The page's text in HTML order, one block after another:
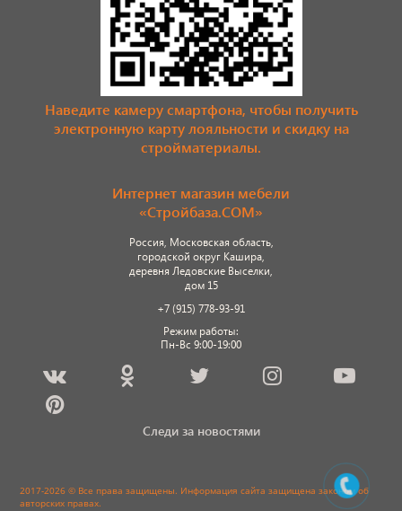
Наведите камеру смартфона, чтобы получить
электронную карту лояльности и скидку на
стройматериалы.
Интернет магазин мебели
«Стройбаза.COM»
Россия, Московская область,
городской округ Кашира,
деревня Ледовские Выселки,
дом 15
+7 (915) 778-93-91
Режим работы:
Пн-Вс 9:00-19:00
Следи за новостями
2017-2026 © Все права защищены. Информация сайта защищена законом об
авторских правах.